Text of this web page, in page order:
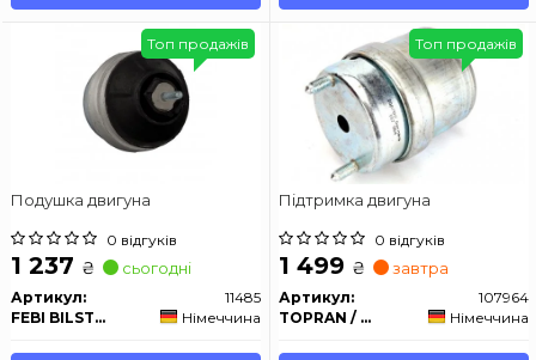
Подушка двигуна
0 відгуків
1 237 ₴ сьогодні
Артикул:
11485
FEBI BILSTEIN
Німеччина
Топ продажів
Підтримка двигуна
0 відгуків
1 499 ₴ завтра
Артикул:
107964
TOPRAN / HANS PRIES
Німеччина
Топ продажів